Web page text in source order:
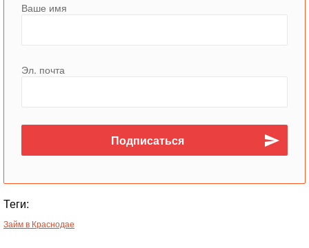
Ваше имя
Эл. почта
Теги:
Займ в Краснодае